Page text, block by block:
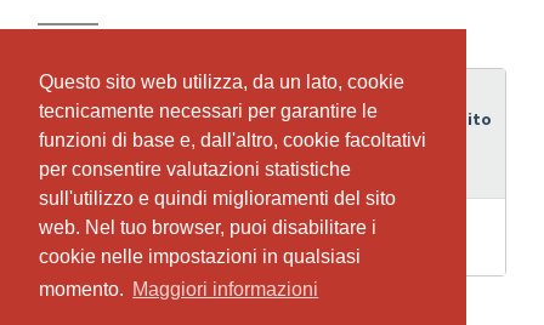
Questo sito web utilizza, da un lato, cookie
tecnicamente necessari per garantire le
funzioni di base e, dall'altro, cookie facoltativi
per consentire valutazioni statistiche
sull'utilizzo e quindi miglioramenti del sito
web. Nel tuo browser, puoi disabilitare i
cookie nelle impostazioni in qualsiasi
momento. Maggiori informazioni
Questo sito web utilizza, da un lato, cookie
tecnicamente necessari per garantire le
funzioni di base e, dall'altro, cookie facoltativi
per consentire valutazioni statistiche
sull'utilizzo e quindi miglioramenti del sito
web. Nel tuo browser, puoi disabilitare i
cookie nelle impostazioni in qualsiasi
momento. Maggiori informazioni
Abbonamento
Periodo
di
validità
Credito
1 cours d'initiation gratuit sur le
Reformer
4
Settimane